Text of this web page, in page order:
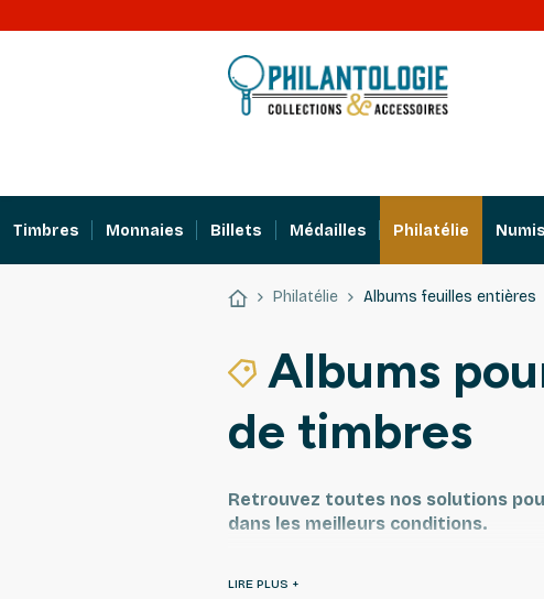
Timbres Monnaies Billets Médailles Philatélie
Philatélie Albums feuilles entières
Albums
de timbres
Retrouvez toutes nos solutions
dans les meilleurs conditions.